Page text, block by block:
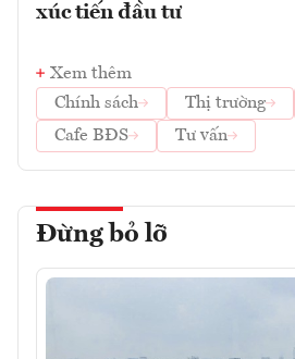
xúc tiến đầu tư
Xem thêm
Chính sách
Thị trường
Cafe BĐS
Tư vấn
Đừng bỏ lỡ